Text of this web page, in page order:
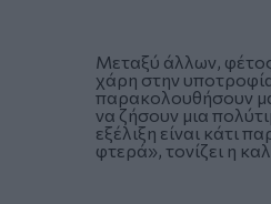
Μεταξύ άλλων, φέτος
χάρη στην
παρακολουθήσουν
να ζήσουν μια
εξέλιξη είναι κάτι
φτερά», τονίζει η